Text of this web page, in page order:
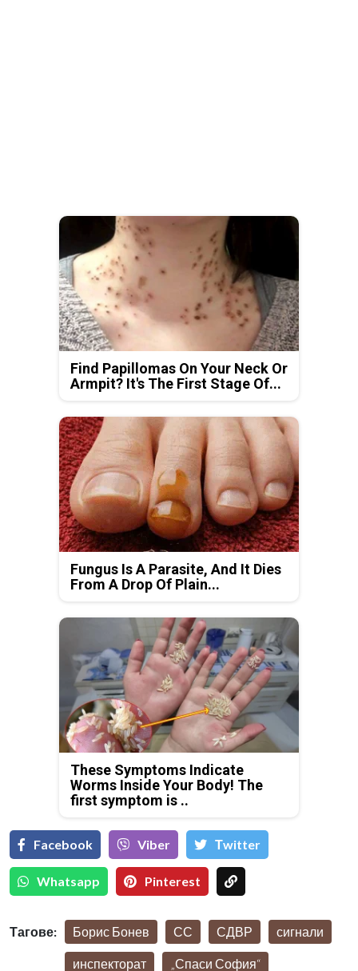
Find Papillomas On Your Neck Or
Armpit? It's The First Stage Of...
Fungus Is A Parasite, And It Dies
From A Drop Of Plain...
These Symptoms Indicate
Worms Inside Your Body! The
first symptom is ..
Facebook Viber Тwitter
Whatsapp Pinterest
Тагове: Борис Бонев СС СДВР сигнали
инспекторат „Спаси София“